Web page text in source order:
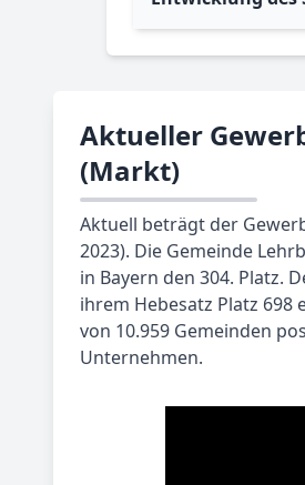
Aktueller
(Markt)
Aktuell beträgt der
2023). Die Gemeinde
in Bayern den 304. Platz.
ihrem Hebesatz Platz
von 10.959 Gemeinden
Unternehmen.